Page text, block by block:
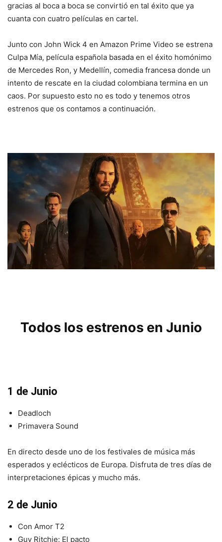
gracias al boca a boca se convirtió en tal éxito que ya
cuanta con cuatro películas en cartel.
Junto con John Wick 4 en Amazon Prime Video se estrena
Culpa Mía, película española basada en el éxito homónimo
de Mercedes Ron, y Medellín, comedia francesa donde un
intento de rescate en la ciudad colombiana termina en un
caos. Por supuesto esto no es todo y tenemos otros
estrenos que os contamos a continuación.
Todos los estrenos en Junio
1 de Junio
Deadloch
Primavera Sound
En directo desde uno de los festivales de música más
esperados y eclécticos de Europa. Disfruta de tres días de
interpretaciones épicas y mucho más.
2 de Junio
Con Amor T2
Guy Ritchie: El pacto